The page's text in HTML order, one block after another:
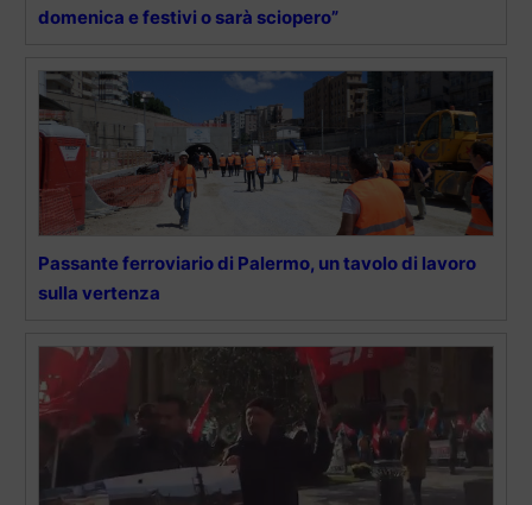
domenica e festivi o sarà sciopero”
Passante ferroviario di Palermo, un tavolo di lavoro
sulla vertenza